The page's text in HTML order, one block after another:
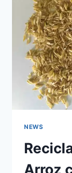
NEWS
Arroz